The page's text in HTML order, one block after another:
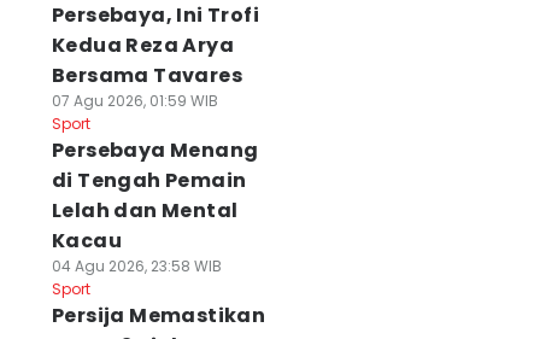
Persebaya, Ini Trofi
Kedua Reza Arya
Bersama Tavares
07 Agu 2026, 01:59 WIB
Sport
Persebaya Menang
di Tengah Pemain
Lelah dan Mental
Kacau
04 Agu 2026, 23:58 WIB
Sport
Persija Memastikan